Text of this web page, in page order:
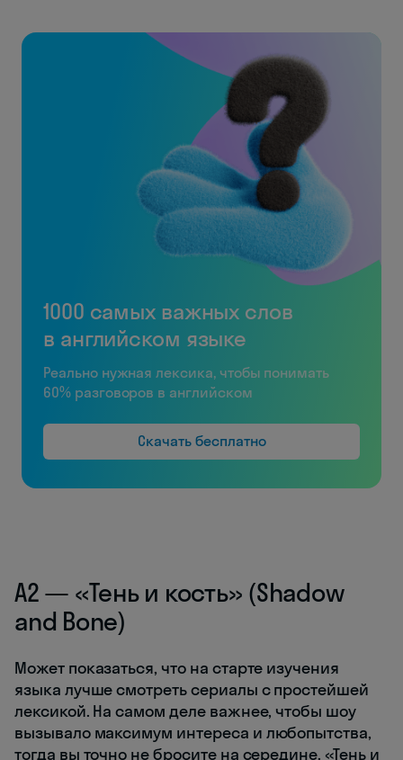
1000 самых важных слов
в английском языке
Реально нужная лексика, чтобы понимать
60% разговоров в английском
Скачать бесплатно
A2 — «Тень и кость» (Shadow
and Bone)
Может показаться, что на старте изучения
языка лучше смотреть сериалы с простейшей
лексикой. На самом деле важнее, чтобы шоу
вызывало максимум интереса и любопытства,
тогда вы точно не бросите на середине. «Тень и